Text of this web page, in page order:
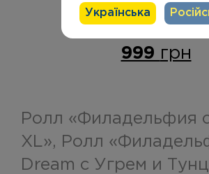
999 грн
Ролл «Филадельфия
XL», Ролл
Dream с Угрем и
Українська
Ирпень/Буча
+38 (073) 553-